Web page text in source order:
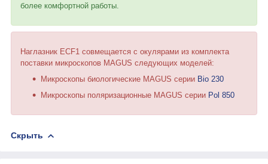
более комфортной работы.
Наглазник ECF1 совмещается с окулярами из комплекта
поставки микроскопов MAGUS следующих моделей:
Микроскопы биологические MAGUS серии Bio 230
Микроскопы поляризационные MAGUS серии Pol 850
Скрыть